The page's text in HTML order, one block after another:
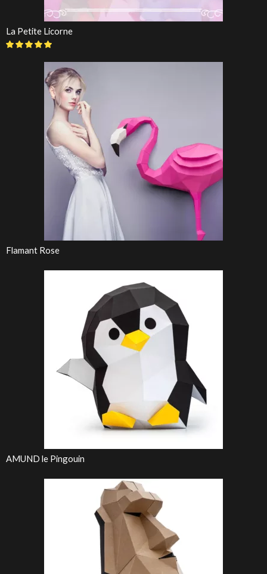
La Petite Licorne
Flamant Rose
AMUND le Pingouin